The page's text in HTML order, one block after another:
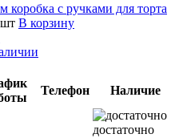
коробка с ручками для торта
В корзину
Телефон
Наличие
достаточно